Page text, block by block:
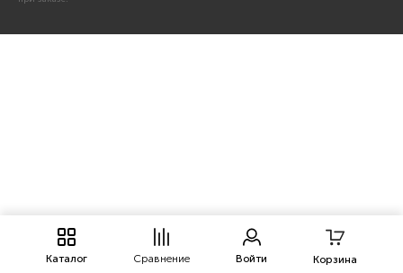
Каталог Сравнение Войти Корзина